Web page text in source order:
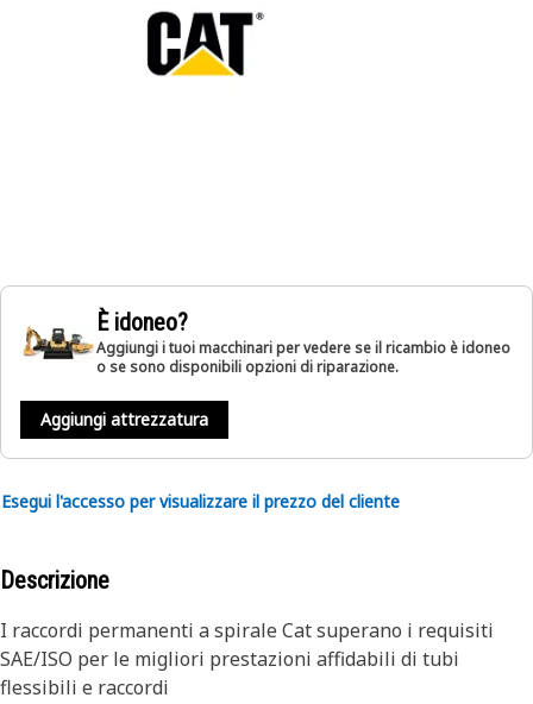
È idoneo?
Aggiungi i tuoi macchinari per vedere se il ricambio è idoneo
o se sono disponibili opzioni di riparazione.
Aggiungi attrezzatura
Esegui l'accesso per visualizzare il prezzo del cliente
Descrizione
I raccordi permanenti a spirale Cat superano i requisiti
SAE/ISO per le migliori prestazioni affidabili di tubi
flessibili e raccordi